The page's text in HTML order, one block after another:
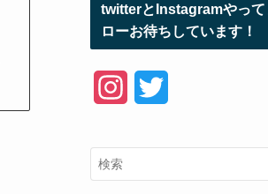
twitterとInstagramやって
ローお待ちしています！